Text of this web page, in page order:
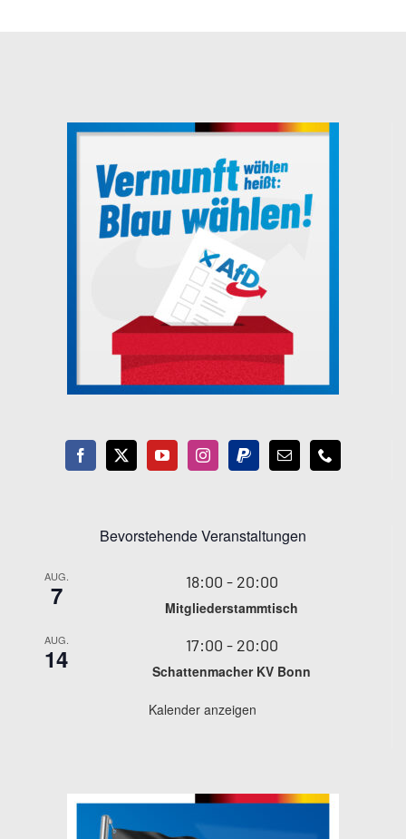
Bevorstehende Veranstaltungen
AUG.
7 18:00 - 20:00
Mitgliederstammtisch
AUG.
14 17:00 - 20:00
Schattenmacher KV Bonn
Kalender anzeigen